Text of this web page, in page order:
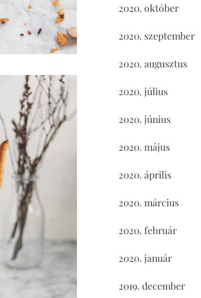
2020. október
2020. szeptember
2020. augusztus
2020. július
2020. június
2020. május
2020. április
2020. március
2020. február
2020. január
2019. december